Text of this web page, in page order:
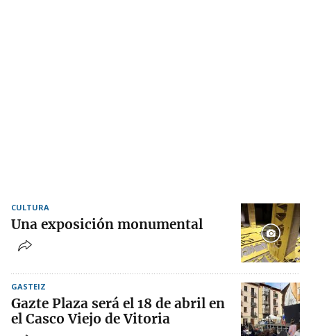
CULTURA
Una exposición monumental
GASTEIZ
Gazte Plaza será el 18 de abril en
el Casco Viejo de Vitoria